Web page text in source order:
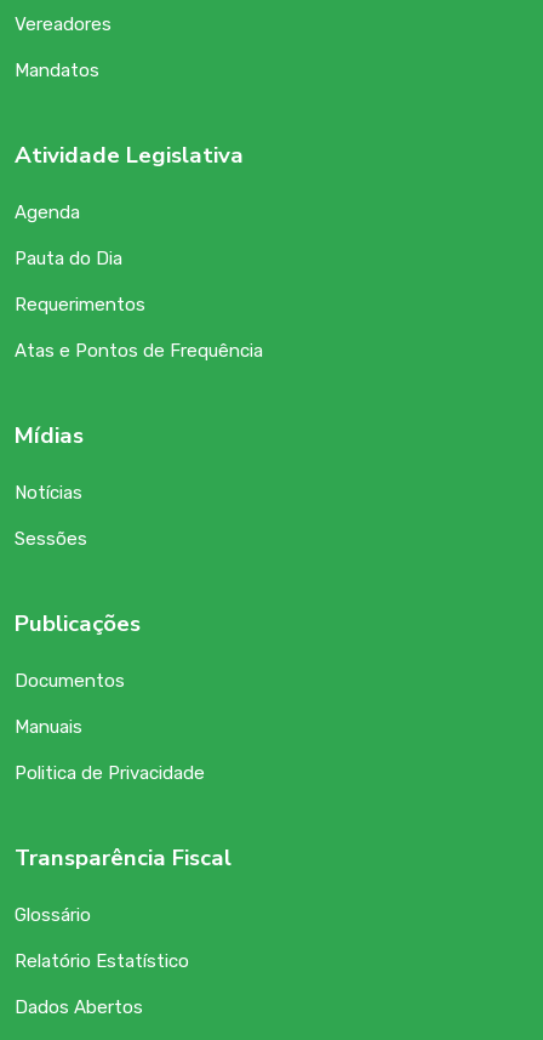
Vereadores
Mandatos
Atividade Legislativa
Agenda
Pauta do Dia
Requerimentos
Atas e Pontos de Frequência
Mídias
Notícias
Sessões
Publicações
Documentos
Manuais
Politica de Privacidade
Transparência Fiscal
Glossário
Relatório Estatístico
Dados Abertos